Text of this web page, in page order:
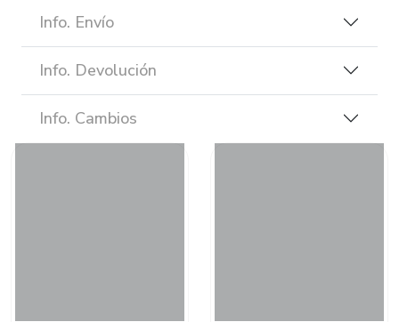
Info. Envío
Info. Devolución
Info. Cambios